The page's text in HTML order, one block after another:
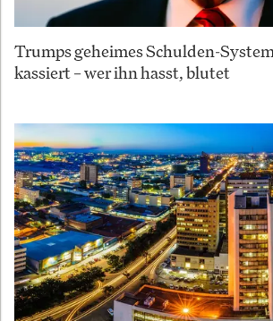
Trumps geheimes Schulden-
kassiert – wer ihn hasst, blutet